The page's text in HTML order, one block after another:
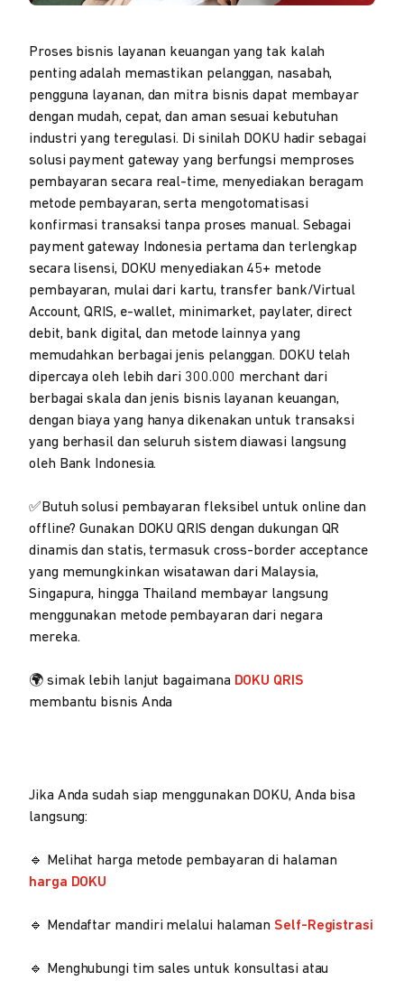
Proses bisnis layanan keuangan yang tak kalah
penting adalah memastikan pelanggan, nasabah,
pengguna layanan, dan mitra bisnis dapat membayar
dengan mudah, cepat, dan aman sesuai kebutuhan
industri yang teregulasi. Di sinilah DOKU hadir sebagai
solusi payment gateway yang berfungsi memproses
pembayaran secara real-time, menyediakan beragam
metode pembayaran, serta mengotomatisasi
konfirmasi transaksi tanpa proses manual. Sebagai
payment gateway Indonesia pertama dan terlengkap
secara lisensi, DOKU menyediakan 45+ metode
pembayaran, mulai dari kartu, transfer bank/Virtual
Account, QRIS, e-wallet, minimarket, paylater, direct
debit, bank digital, dan metode lainnya yang
memudahkan berbagai jenis pelanggan. DOKU telah
dipercaya oleh lebih dari 300.000 merchant dari
berbagai skala dan jenis bisnis layanan keuangan,
dengan biaya yang hanya dikenakan untuk transaksi
yang berhasil dan seluruh sistem diawasi langsung
oleh Bank Indonesia.
✅Butuh solusi pembayaran fleksibel untuk online dan
offline? Gunakan DOKU QRIS dengan dukungan QR
dinamis dan statis, termasuk cross-border acceptance
yang memungkinkan wisatawan dari Malaysia,
Singapura, hingga Thailand membayar langsung
menggunakan metode pembayaran dari negara
mereka.
🌍 simak lebih lanjut bagaimana DOKU QRIS
membantu bisnis Anda
Jika Anda sudah siap menggunakan DOKU, Anda bisa
langsung:
🔹 Melihat harga metode pembayaran di halaman
harga DOKU
🔹 Mendaftar mandiri melalui halaman Self-Registrasi
🔹 Menghubungi tim sales untuk konsultasi atau